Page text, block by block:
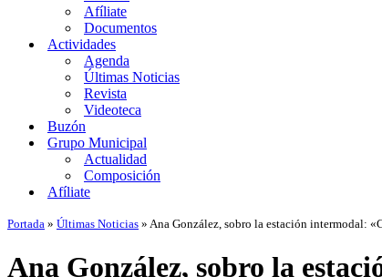
Afíliate
Documentos
Actividades
Agenda
Últimas Noticias
Revista
Videoteca
Buzón
Grupo Municipal
Actualidad
Composición
Afíliate
Portada » Últimas Noticias » Ana González, sobro la estación intermodal:
Ana González, sobro la